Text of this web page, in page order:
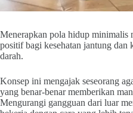
Menerapkan pola hidup minimalis
positif bagi kesehatan jantung dan
darah.
Konsep ini mengajak seseorang
yang benar-benar memberikan
Mengurangi gangguan dari luar